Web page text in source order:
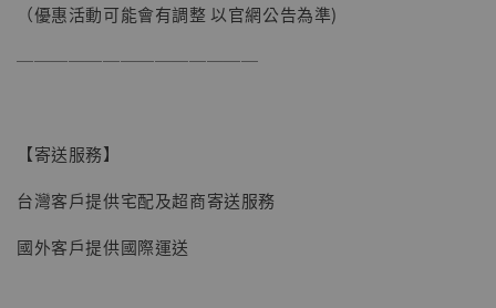
（優惠活動可能會有調整 以官網公告為準)
──────────────
【寄送服務】
台灣客戶提供宅配及超商寄送服務
國外客戶提供國際運送